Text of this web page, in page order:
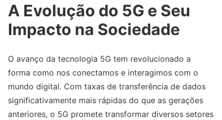
A Evolução do 5G e Seu
Impacto na Sociedade
O avanço da tecnologia 5G tem revolucionado a
forma como nos conectamos e interagimos com o
mundo digital. Com taxas de transferência de dados
significativamente mais rápidas do que as gerações
anteriores, o 5G promete transformar diversos setores